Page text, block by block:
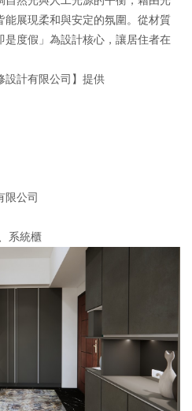
展現柔和與安定的氛圍。從材質
度假」為設計核心，讓居住者在
設計有限公司】提供
限公司
系統櫃